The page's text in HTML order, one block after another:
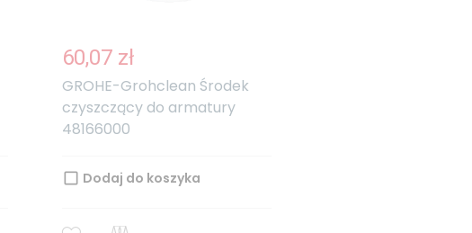
60,07 zł
GROHE-Grohclean Środek
czyszczący do armatury
48166000
Dodaj do koszyka